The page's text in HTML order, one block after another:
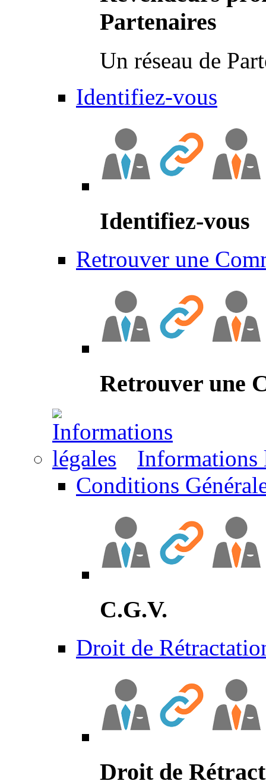
Partenaires
Un réseau de
Identifiez-vous
Identifiez-vous
Retrouver une
Retrouver une
Informations
Conditions
C.G.V.
Droit de
Droit de